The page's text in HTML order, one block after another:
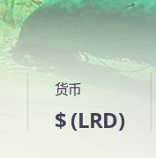
货币
$ (LRD)